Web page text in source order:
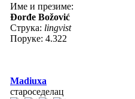
Име и презиме:
Đorđe Božović
Струка: lingvist
Поруке: 4.322
Madiuxa
староседелац